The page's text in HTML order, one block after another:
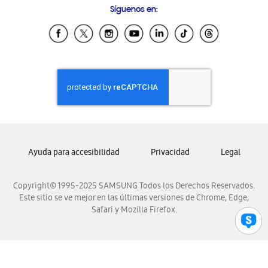
Samsung Ecuador
Samsung El Salvador
Samsung Honduras
Samsung Nicaragua
Samsung Panamá
Samsung Venezuela
Síguenos en:
Copyright© 1995-2025 SAMSUNG Todos los Derechos Reservados.
Este sitio se ve mejor en las últimas versiones de Chrome, Edge,
Safari y Mozilla Firefox.
Ayuda para accesibilidad Privacidad Legal